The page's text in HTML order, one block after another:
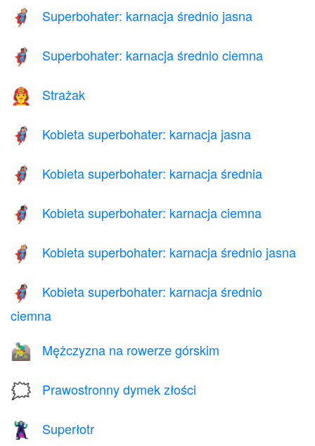
🦸🏼 Superbohater: karnacja średnio jasna
🦸🏾 Superbohater: karnacja średnio ciemna
🧑‍🚒 Strażak
🦸🏻‍♀️ Kobieta superbohater: karnacja jasna
🦸🏽‍♀️ Kobieta superbohater: karnacja średnia
🦸🏿‍♀️ Kobieta superbohater: karnacja ciemna
🦸🏼‍♀️ Kobieta superbohater: karnacja średnio jasna
🦸🏾‍♀️
Kobieta superbohater: karnacja średnio
ciemna
🚵‍♂️ Mężczyzna na rowerze górskim
🗯️ Prawostronny dymek złości
🦹 Superłotr